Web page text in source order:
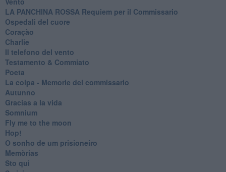
​LA PANCHINA ROSSA Requiem per il Commissario
Ospedali del cuore
Coraçào
Charlie
Il telefono del vento
Testamento & Commiato
Poeta
​La colpa - Memorie del commissario
Autunno
Gracias a la vida
Somnium
Fly me to the moon
Hop!
O sonho de um prisioneiro
Memòrias
Sto qui